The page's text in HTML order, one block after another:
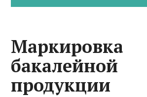
Маркировка
бакалейной
продукции